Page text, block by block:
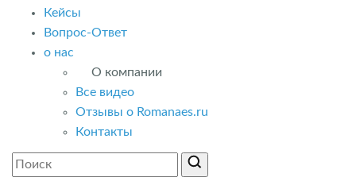
Кейсы
Вопрос-Ответ
о нас
О компании
Все видео
Отзывы о Romanaes.ru
Контакты